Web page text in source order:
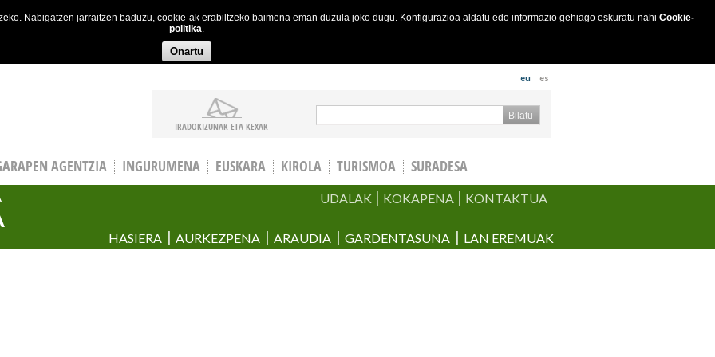
Nabigatzen jarraitzen baduzu, cookie-ak erabiltzeko baimena eman duzula joko dugu. Konfigurazioa aldatu edo informazio gehiago eskuratu nahi Cookie-
politika.
Onartu
eu es
IRADOKIZUNAK ETA KEXAK
Bilaketa formularioa
AGENTZIA INGURUMENA EUSKARA KIROLA TURISMOA SURADESA
UDALAK KOKAPENA KONTAKTUA
HASIERA AURKEZPENA ARAUDIA GARDENTASUNA LAN EREMUAK